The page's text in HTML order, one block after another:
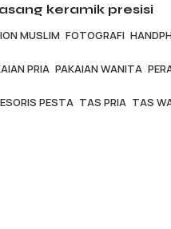
keramik presisi
MUSLIM FOTOGRAFI
PRIA PAKAIAN WANITA
PESTA TAS PRIA TAS